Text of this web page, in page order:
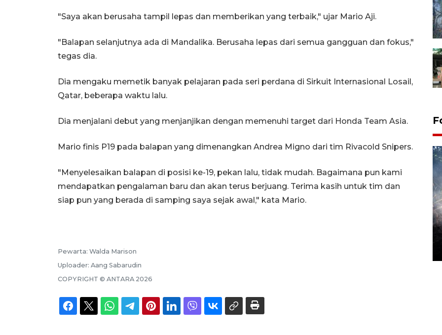
"Saya akan berusaha tampil lepas dan memberikan yang terbaik," ujar Mario Aji.
"Balapan selanjutnya ada di Mandalika. Berusaha lepas dari semua gangguan dan fokus,"
tegas dia.
Dia mengaku memetik banyak pelajaran pada seri perdana di Sirkuit Internasional Losail,
Qatar, beberapa waktu lalu.
Dia menjalani debut yang menjanjikan dengan memenuhi target dari Honda Team Asia.
Mario finis P19 pada balapan yang dimenangkan Andrea Migno dari tim Rivacold Snipers.
"Menyelesaikan balapan di posisi ke-19, pekan lalu, tidak mudah. Bagaimana pun kami
mendapatkan pengalaman baru dan akan terus berjuang. Terima kasih untuk tim dan
siap pun yang berada di samping saya sejak awal," kata Mario.
Pewarta: Walda Marison
Uploader: Aang Sabarudin
COPYRIGHT © ANTARA 2026